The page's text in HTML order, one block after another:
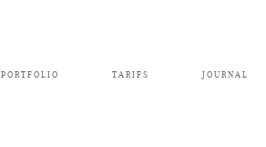
PORTFOLIO TARIFS JOURNAL